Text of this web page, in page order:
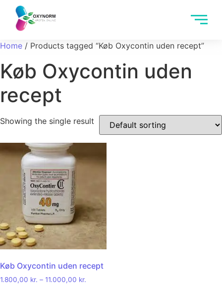
Home / Products tagged “Køb Oxycontin uden recept”
Køb Oxycontin uden
recept
Showing the single result
Køb Oxycontin uden recept
1.800,00 kr. – 11.000,00 kr.